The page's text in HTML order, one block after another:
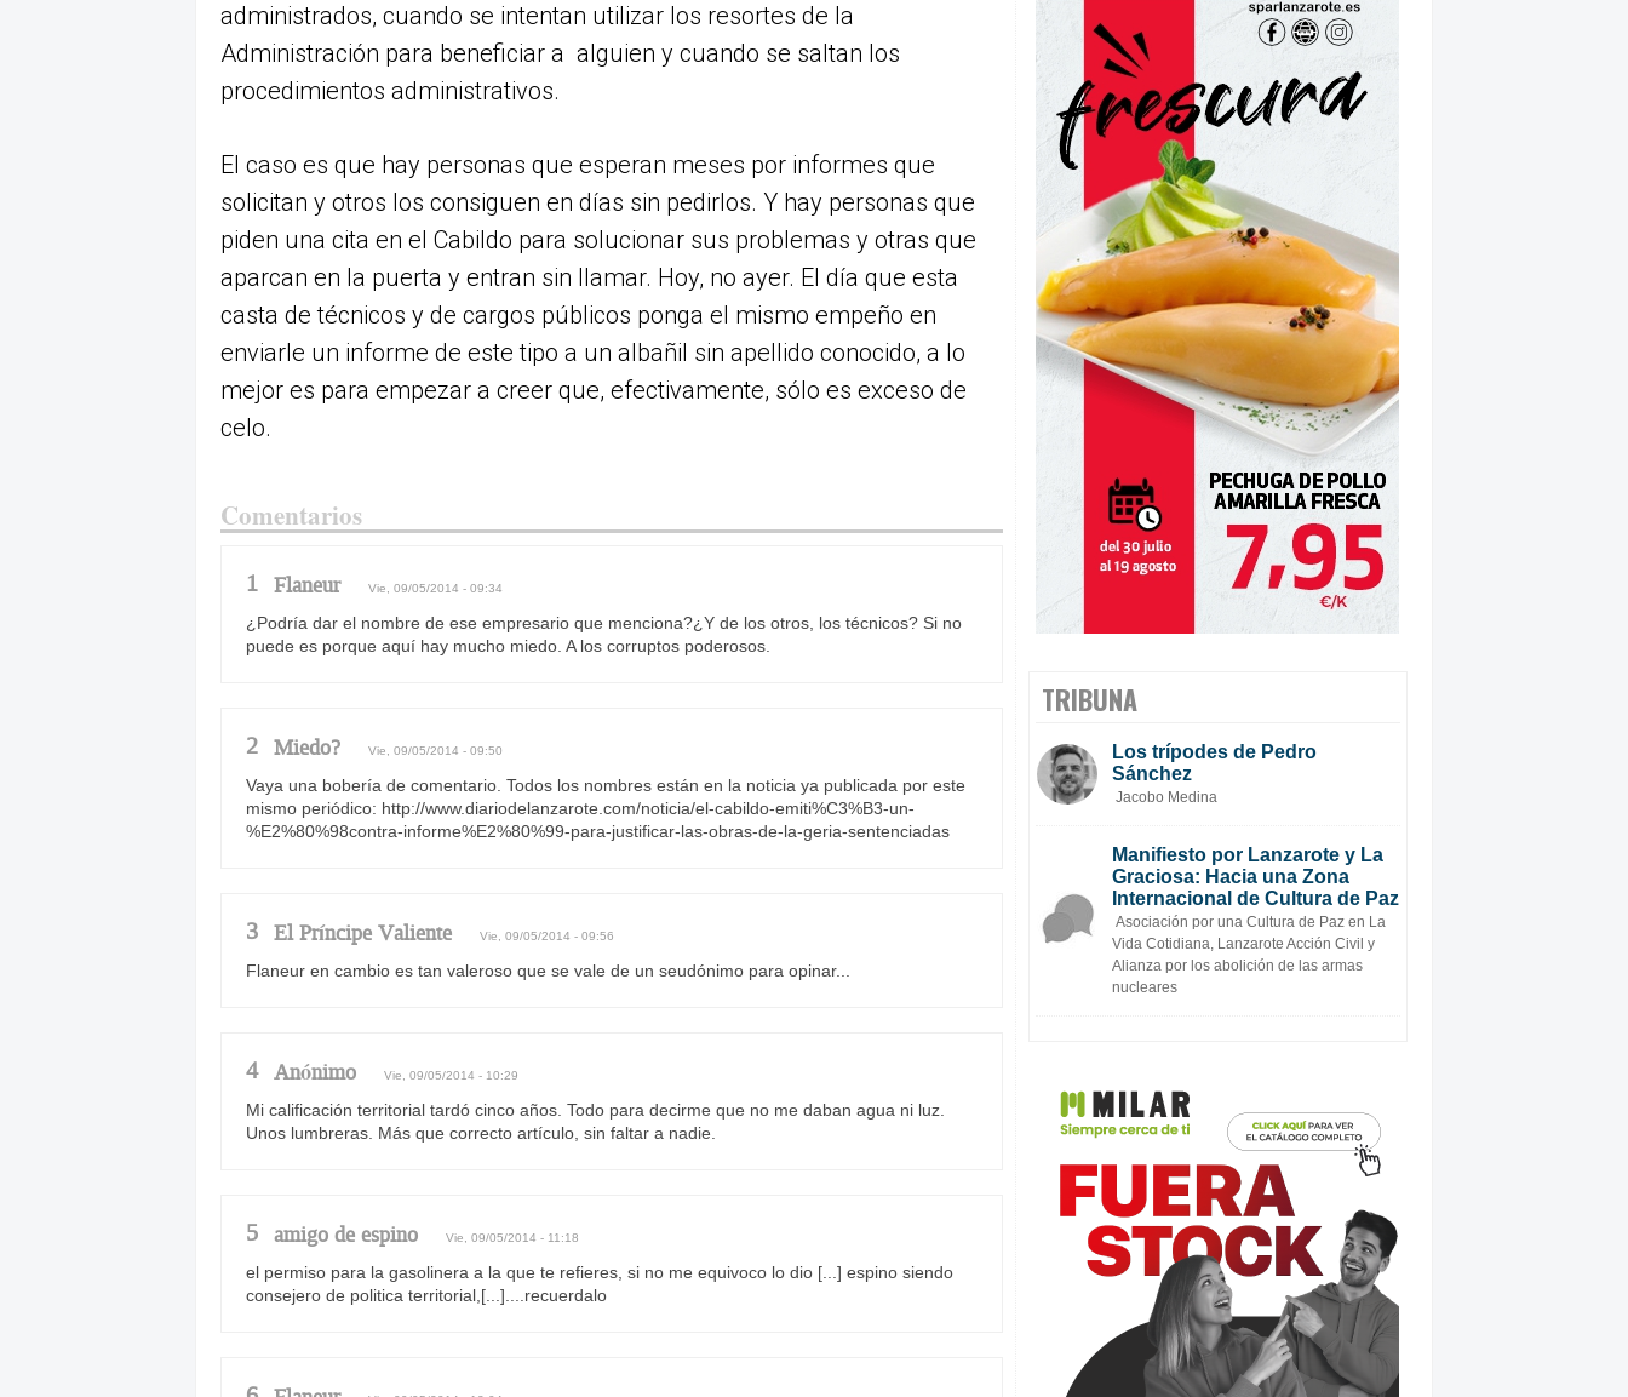
administrados, cuando se intentan utilizar los resortes de la
Administración para beneficiar a alguien y cuando se saltan los
procedimientos administrativos.
El caso es que hay personas que esperan meses por informes que
solicitan y otros los consiguen en días sin pedirlos. Y hay personas que
piden una cita en el Cabildo para solucionar sus problemas y otras que
aparcan en la puerta y entran sin llamar. Hoy, no ayer. El día que esta
casta de técnicos y de cargos públicos ponga el mismo empeño en
enviarle un informe de este tipo a un albañil sin apellido conocido, a lo
mejor es para empezar a creer que, efectivamente, sólo es exceso de
celo.
Comentarios
1 Flaneur Vie, 09/05/2014 - 09:34
¿Podría dar el nombre de ese empresario que menciona?¿Y de los otros, los técnicos? Si no
puede es porque aquí hay mucho miedo. A los corruptos poderosos.
2 Miedo? Vie, 09/05/2014 - 09:50
Vaya una bobería de comentario. Todos los nombres están en la noticia ya publicada por este
mismo periódico: http://www.diariodelanzarote.com/noticia/el-cabildo-emiti%C3%B3-un-
%E2%80%98contra-informe%E2%80%99-para-justificar-las-obras-de-la-geria-sentenciadas
3 El Príncipe Valiente Vie, 09/05/2014 - 09:56
Flaneur en cambio es tan valeroso que se vale de un seudónimo para opinar...
4 Anónimo Vie, 09/05/2014 - 10:29
Mi calificación territorial tardó cinco años. Todo para decirme que no me daban agua ni luz.
Unos lumbreras. Más que correcto artículo, sin faltar a nadie.
5 amigo de espino Vie, 09/05/2014 - 11:18
el permiso para la gasolinera a la que te refieres, si no me equivoco lo dio [...] espino siendo
consejero de politica territorial,[...]....recuerdalo
TRIBUNA
Los trípodes de Pedro
Sánchez
Jacobo Medina
Manifiesto por Lanzarote y La
Graciosa: Hacia una Zona
Internacional de Cultura de Paz
Asociación por una Cultura de Paz en La
Vida Cotidiana, Lanzarote Acción Civil y
Alianza por los abolición de las armas
nucleares